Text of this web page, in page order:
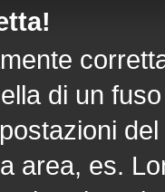
di un
area, es.